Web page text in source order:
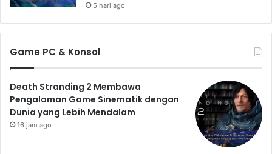
5 hari ago
Game PC & Konsol
Death Stranding 2 Membawa
Pengalaman Game Sinematik dengan
Dunia yang Lebih Mendalam
16 jam ago